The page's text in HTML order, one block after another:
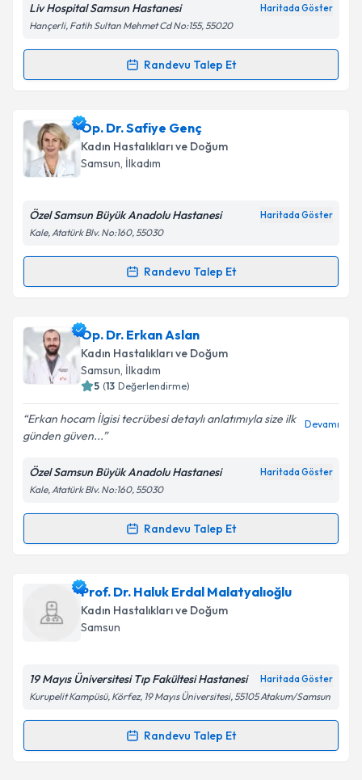
Metni'ni okudum ve kişisel verilerimin belirtilen
kapsamda işlenmesini kabul ediyorum.
Takvim Talebini Gönder
Liv Hospital Samsun Hastanesi Haritada Göster
Hançerli, Fatih Sultan Mehmet Cd No:155, 55020
Randevu Talep Et
Randevu Takvimi Talebi
Op. Dr. Gamze Keleşiçin randevu takvimi talebi
oluşturun. Size bu uzmandan randevu almanız için bir
takvim hazırlandığında e-posta ile bilgilendireceğiz.
Kişisel verilerimin işlenmesine ilişkin
Metni'ni okudum ve kişisel verilerimin belirtilen
Takvim Talebini Gönder
Op. Dr. Safiye Genç
Kadın Hastalıkları ve Doğum
Samsun, İlkadım
Özel Samsun Büyük Anadolu Hastanesi Haritada Göster
Kale, Atatürk Blv. No:160, 55030
Randevu Talep Et
Randevu Takvimi Talebi
Op. Dr. Safiye Genç için randevu takvimi talebi
oluşturun. Size bu uzmandan randevu almanız için bir
takvim hazırlandığında e-posta ile bilgilendireceğiz.
Kişisel verilerimin işlenmesine ilişkin
Aydınlatma
Metni'ni okudum ve kişisel verilerimin belirtilen
kapsamda işlenmesini kabul ediyorum.
Op. Dr. Erkan Aslan
Kadın Hastalıkları ve Doğum
Samsun, İlkadım
5 (13 Değerlendirme)
Erkan hocam İlgisi tecrübesi detaylı anlatımıyla size ilk
günden güven...
Devamı
Özel Samsun Büyük Anadolu Hastanesi Haritada Göster
Kale, Atatürk Blv. No:160, 55030
Randevu Talep Et
Randevu Takvimi Talebi
Op. Dr. Erkan Aslaniçin randevu takvimi talebi
oluşturun. Size bu uzmandan randevu almanız için bir
takvim hazırlandığında e-posta ile bilgilendireceğiz.
Kişisel verilerimin işlenmesine ilişkin
Metni'ni okudum ve kişisel verilerimin belirtilen
Prof. Dr. Haluk Erdal Malatyalıoğlu
Kadın Hastalıkları ve Doğum
Samsun
19 Mayıs Üniversitesi Tıp Fakültesi Hastanesi Haritada Göster
Kurupelit Kampüsü, Körfez, 19 Mayıs Üniversitesi, 55105 Atakum/Samsun
Randevu Talep Et
Randevu Takvimi Talebi